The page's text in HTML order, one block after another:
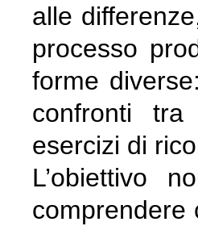
alle
processo
forme
confronti tra
esercizi di
L’obiettivo
comprendere